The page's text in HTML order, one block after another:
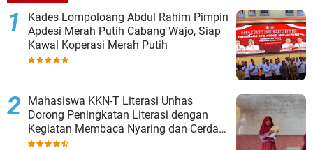
Kades Lompoloang Abdul Rahim Pimpin
Apdesi Merah Putih Cabang Wajo, Siap
Kawal Koperasi Merah Putih
Mahasiswa KKN-T Literasi Unhas
Dorong Peningkatan Literasi dengan
Kegiatan Membaca Nyaring dan Cerdas
Mengulas Buku di UPT SDN 66 Kajang